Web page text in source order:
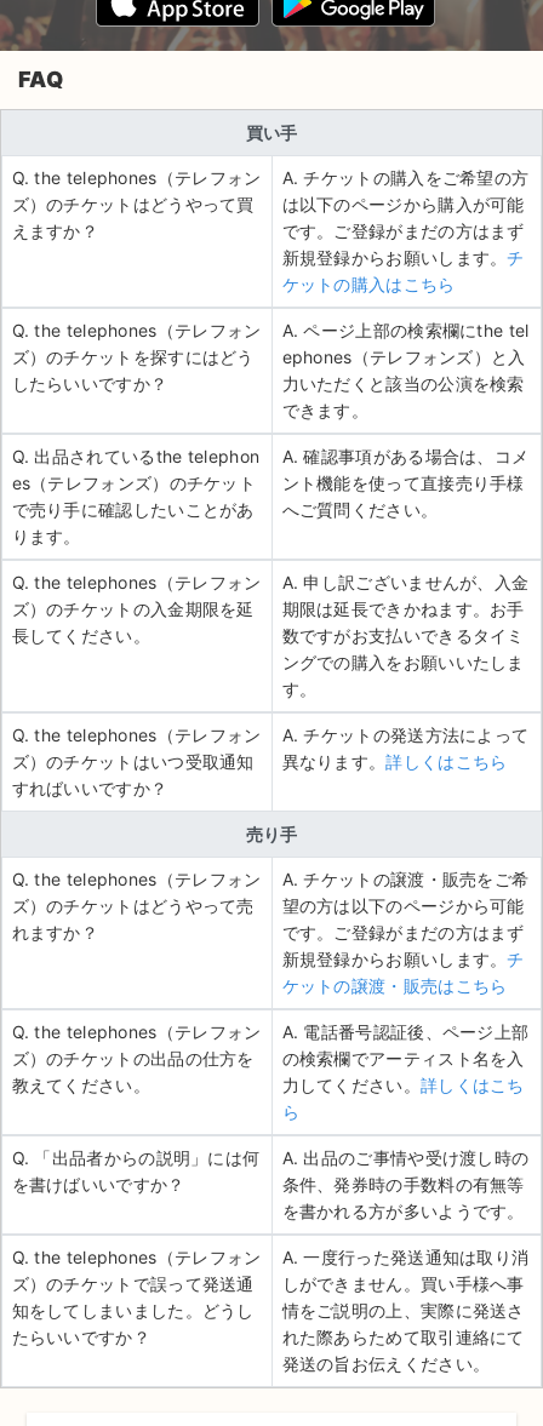
FAQ
買い手
Q. the telephones（テレフォン
ズ）のチケットはどうやって買
えますか？
A. チケットの購入をご希望の方
は以下のページから購入が可能
です。ご登録がまだの方はまず
新規登録からお願いします。チ
ケットの購入はこちら
Q. the telephones（テレフォン
ズ）のチケットを探すにはどう
したらいいですか？
A. ページ上部の検索欄にthe tel
ephones（テレフォンズ）と入
力いただくと該当の公演を検索
できます。
Q. 出品されているthe telephon
es（テレフォンズ）のチケット
で売り手に確認したいことがあ
ります。
A. 確認事項がある場合は、コメ
ント機能を使って直接売り手様
へご質問ください。
Q. the telephones（テレフォン
ズ）のチケットの入金期限を延
長してください。
A. 申し訳ございませんが、入金
期限は延長できかねます。お手
数ですがお支払いできるタイミ
ングでの購入をお願いいたしま
す。
Q. the telephones（テレフォン
ズ）のチケットはいつ受取通知
すればいいですか？
A. チケットの発送方法によって
異なります。詳しくはこちら
売り手
Q. the telephones（テレフォン
ズ）のチケットはどうやって売
れますか？
A. チケットの譲渡・販売をご希
望の方は以下のページから可能
です。ご登録がまだの方はまず
新規登録からお願いします。チ
ケットの譲渡・販売はこちら
Q. the telephones（テレフォン
ズ）のチケットの出品の仕方を
教えてください。
A. 電話番号認証後、ページ上部
の検索欄でアーティスト名を入
力してください。 詳しくはこち
ら
Q. 「出品者からの説明」には何
を書けばいいですか？
A. 出品のご事情や受け渡し時の
条件、発券時の手数料の有無等
を書かれる方が多いようです。
Q. the telephones（テレフォン
ズ）のチケットで誤って発送通
知をしてしまいました。どうし
たらいいですか？
A. 一度行った発送通知は取り消
しができません。買い手様へ事
情をご説明の上、実際に発送さ
れた際あらためて取引連絡にて
発送の旨お伝えください。